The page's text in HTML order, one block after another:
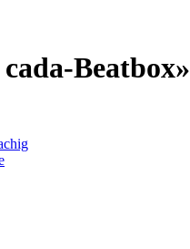
cada-Beatbox»